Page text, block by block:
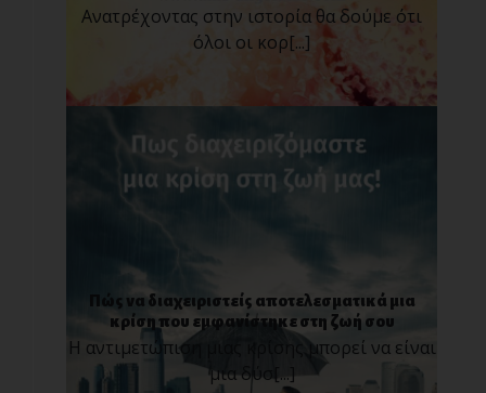
Ανατρέχοντας στην ιστορία θα δούμε ότι
όλοι οι κορ[...]
Πώς να διαχειριστείς αποτελεσματικά μια
κρίση που εμφανίστηκε στη ζωή σου
Η αντιμετώπιση μιας κρίσης μπορεί να είναι
μια δύσ[...]